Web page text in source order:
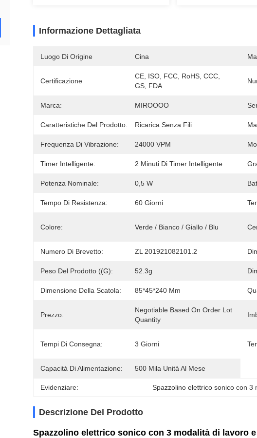
Informazione Dettagliata
Luogo Di Origine Cina
Certificazione
CE, ISO, FCC, RoHS, CCC,
GS, FDA
Marca: MIROOOO
Caratteristiche Del Prodotto: Ricarica Senza Fili
Frequenza Di Vibrazione: 24000 VPM
Timer Intelligente: 2 Minuti Di Timer Intelligente
Potenza Nominale: 0,5 W
Tempo Di Resistenza: 60 Giorni
Colore: Verde / Bianco / Giallo / Blu
Numero Di Brevetto: ZL 201921082101.2
Peso Del Prodotto ((g): 52.3g
Dimensione Della Scatola: 85*45*240 Mm
Prezzo:
Negotiable Based On Order Lot
Quantity
Tempi Di Consegna: 3 Giorni
Capacità Di Alimentazione: 500 Mila Unità Al Mese
Evidenziare: Spazzolino elettrico sonico con 3
Descrizione Del Prodotto
Spazzolino elettrico sonico con 3 modalità di lavoro